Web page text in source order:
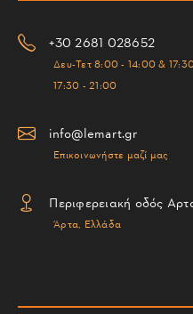
+30 2681 028652
Δευ-Τετ 8:00 - 14:00 &
17:30 - 21:00
info@lemart.gr
Επικοινωνήστε μαζί μας
Περιφερειακή οδός
Άρτα, Ελλάδα